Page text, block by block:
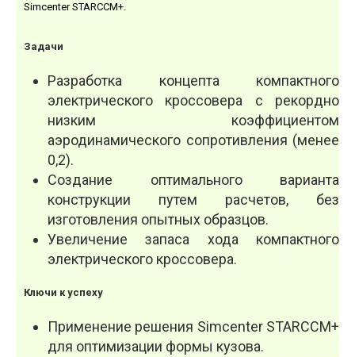
Simcenter STAR­CCM+.
Задачи
Разработка концепта компактного
электричес­кого кроссовера с рекордно
низким коэффициентом
аэродинамического сопротивления (менее
0,2).
Создание оптимального варианта
конструкции путем расчетов, без
изготовления опытных образцов.
Увеличение запаса хода компактного
электричес­кого кроссовера.
Ключи к успеху
Применение решения Simcenter STAR­CCM+
для оптимизации формы кузова.